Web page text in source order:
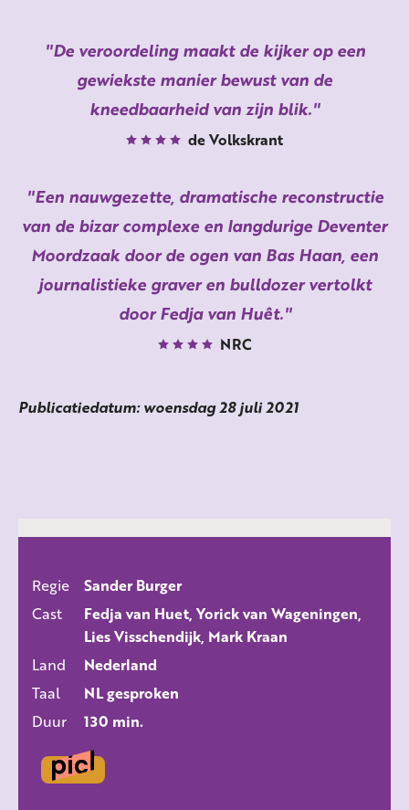
De veroordeling maakt de kijker op een
gewiekste manier bewust van de
kneedbaarheid van zijn blik.
de Volkskrant
Een nauwgezette, dramatische reconstructie
van de bizar complexe en langdurige Deventer
Moordzaak door de ogen van Bas Haan, een
journalistieke graver en bulldozer vertolkt
door Fedja van Huêt.
NRC
Publicatiedatum: woensdag 28 juli 2021
ALLE FILMS
Regie
Sander Burger
Cast
Fedja van Huet, Yorick van Wageningen,
Lies Visschendijk, Mark Kraan
Land
Nederland
Taal
NL gesproken
Duur
130 min.